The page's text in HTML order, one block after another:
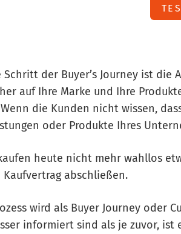
Schritt der Buyer’s Journey ist die
auf Ihre Marke und Ihre
die Kunden nicht wissen,
oder Produkte Ihres
heute nicht mehr wahllos
Kaufvertrag abschließen.
wird als Buyer Journey oder
informiert sind als je zuvor, ist